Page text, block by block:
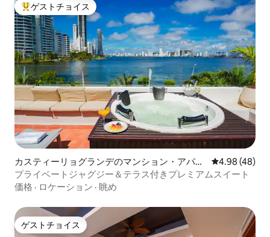
大好評のゲストチョイスです。
ゲストチョイス
カスティーリョグランデのマンション・アパー
ト
レビュー48
4.98 (48)
プライベートジャグジー＆テラス付きプレミアムスイート
価格 · ロケーション · 眺め
ゲストチョイス
ゲストチョイス